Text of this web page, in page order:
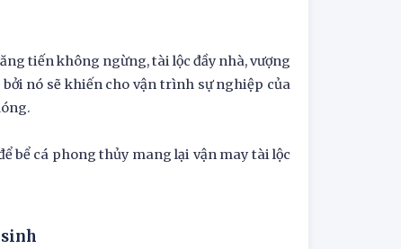
tiến không ngừng, tài lộc đầy nhà, vượng
nó sẽ khiến cho vận trình sự nghiệp của
bể cá phong thủy mang lại vận may tài lộc
sinh